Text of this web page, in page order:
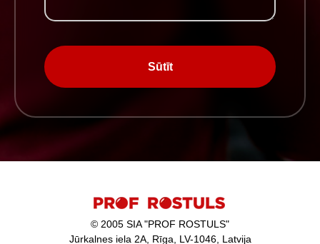
Sūtīt
© 2005 SIA "PROF ROSTULS"
Jūrkalnes iela 2A, Rīga, LV-1046, Latvija